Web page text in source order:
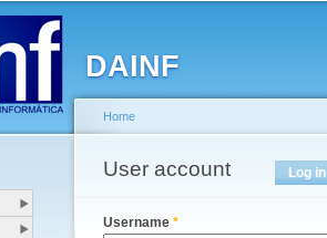
DAINF
You are here
Home
User account
Primary tabs Log in
Username *